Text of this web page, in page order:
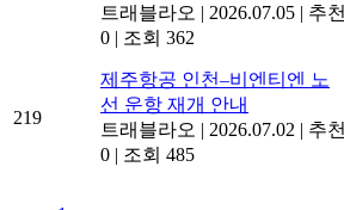
트래블라오 | 2026.07.05 | 추천
0 | 조회 362
219
제주항공 인천–비엔티엔 노
선 운항 재개 안내
트래블라오 | 2026.07.02 | 추천
0 | 조회 485